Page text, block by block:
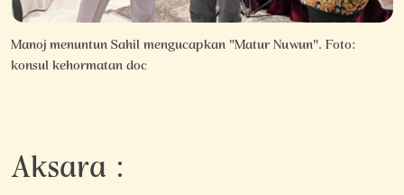
Manoj menuntun Sahil mengucapkan "Matur Nuwun". Foto:
konsul kehormatan doc
Aksara :